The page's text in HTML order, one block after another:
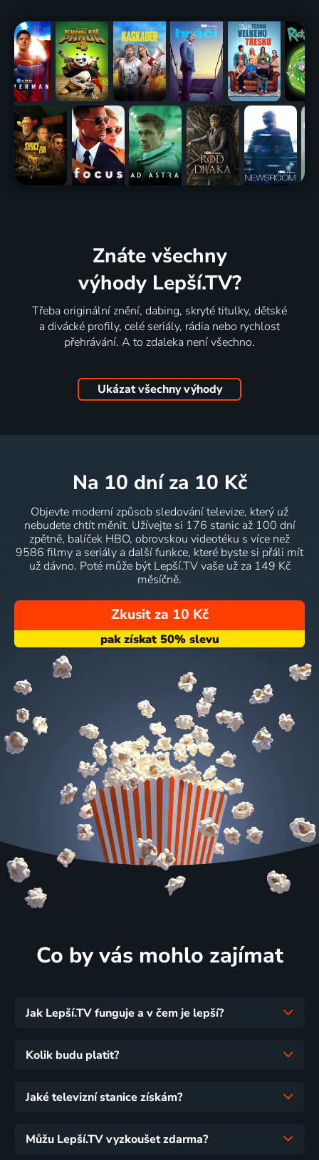
Znáte všechny
výhody Lepší.TV?
Třeba originální znění, dabing, skryté titulky, dětské
a divácké profily, celé seriály, rádia nebo rychlost
přehrávání. A to zdaleka není všechno.
Ukázat všechny výhody
na 10 dní za 10 Kč
Objevte moderní způsob sledování televize, který už
nebudete chtít měnit. Užívejte si 176 stanic až 100 dní
zpětně, balíček HBO, obrovskou videotéku s více než
9586 filmy a seriály a další funkce, které byste si přáli mít
už dávno. Poté může být Lepší.TV vaše už za 149 Kč
měsíčně.
Zkusit za 10 Kč
Co by vás mohlo zajímat
Jak Lepší.TV funguje a v čem je lepší?
Kolik budu platit?
Jaké televizní stanice získám?
Můžu Lepší.TV vyzkoušet zdarma?